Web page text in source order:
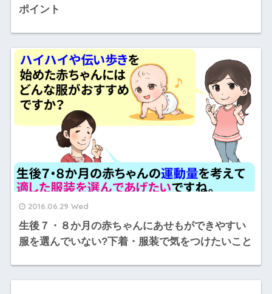
ポイント
2016.06.29 Wed
生後７・８か月の赤ちゃんにあせもができやすい
服を選んでいない?下着・服装で気をつけたいこと